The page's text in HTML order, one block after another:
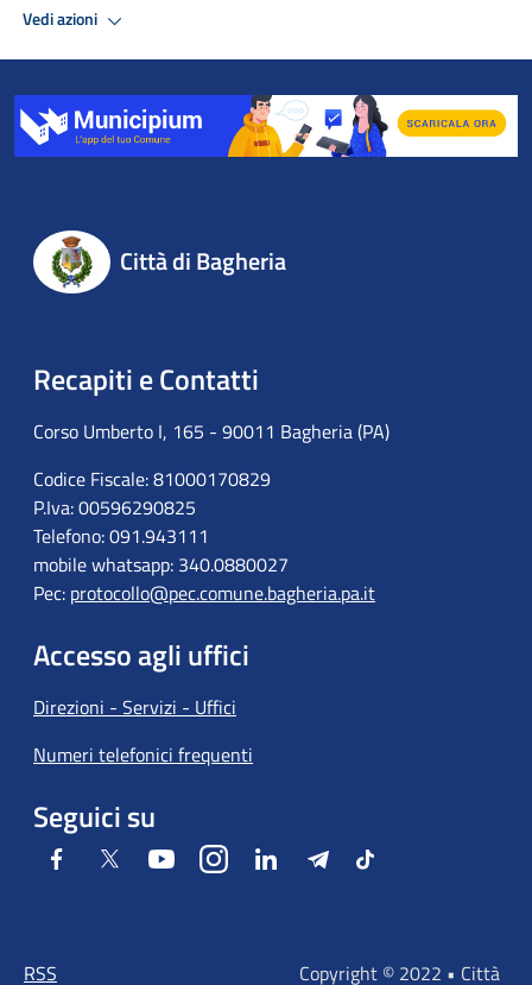
Vedi azioni
Città di Bagheria
Recapiti e Contatti
Corso Umberto I, 165 - 90011 Bagheria (PA)
Codice Fiscale: 81000170829
P.Iva: 00596290825
Telefono: 091.943111
mobile whatsapp: 340.0880027
Pec: protocollo@pec.comune.bagheria.pa.it
Accesso agli uffici
Direzioni - Servizi - Uffici
Numeri telefonici frequenti
Seguici su
Facebook Twitter YoutubeInstagramLinkedIn TelegramTiktok
RSS Copyright © 2022 • Città